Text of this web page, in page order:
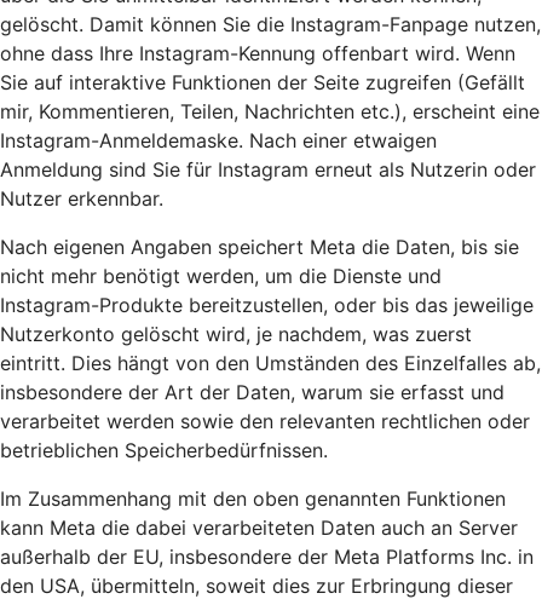
gelöscht. Damit können Sie die Instagram-Fanpage nutzen,
ohne dass Ihre Instagram-Kennung offenbart wird. Wenn
Sie auf interaktive Funktionen der Seite zugreifen (Gefällt
mir, Kommentieren, Teilen, Nachrichten etc.), erscheint eine
Instagram-Anmeldemaske. Nach einer etwaigen
Anmeldung sind Sie für Instagram erneut als Nutzerin oder
Nutzer erkennbar.
Nach eigenen Angaben speichert Meta die Daten, bis sie
nicht mehr benötigt werden, um die Dienste und
Instagram-Produkte bereitzustellen, oder bis das jeweilige
Nutzerkonto gelöscht wird, je nachdem, was zuerst
eintritt. Dies hängt von den Umständen des Einzelfalles ab,
insbesondere der Art der Daten, warum sie erfasst und
verarbeitet werden sowie den relevanten rechtlichen oder
betrieblichen Speicherbedürfnissen.
Im Zusammenhang mit den oben genannten Funktionen
kann Meta die dabei verarbeiteten Daten auch an Server
außerhalb der EU, insbesondere der Meta Platforms Inc. in
den USA, übermitteln, soweit dies zur Erbringung dieser